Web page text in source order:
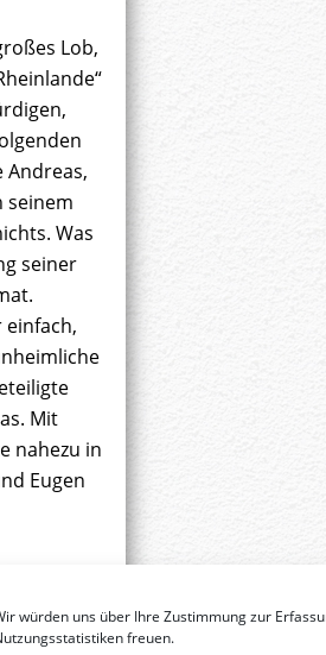
würden uns über Ihre Zustimmung zur
freuen.
Lob,
Andreas,
seinem
Was
seiner
einfach,
Mit
nahezu in
Eugen